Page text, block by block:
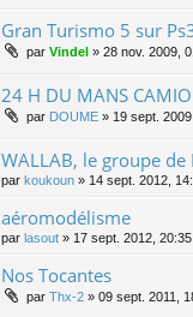
Gran Turismo 5 sur
par Vindel » 28 nov. 2009,
24 H DU MANS
par DOUME » 19 sept.
WALLAB, le groupe de
par koukoun » 14 sept. 2012,
aéromodélisme
par lasout » 17 sept. 2012, 20:35
Nos Tocantes
par Thx-2 » 09 sept. 2011,